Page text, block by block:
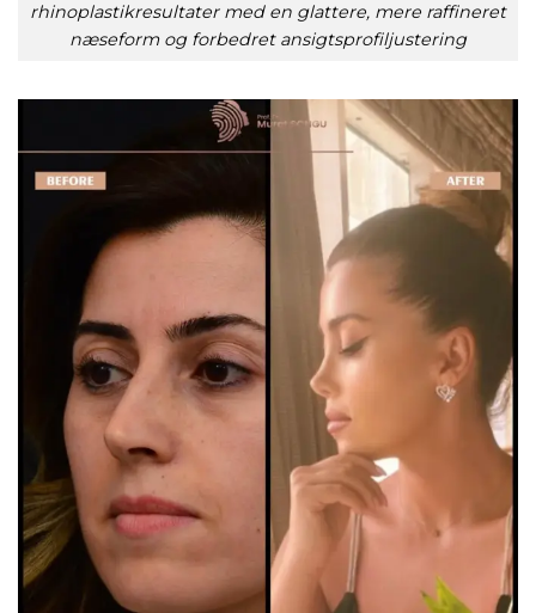
rhinoplastikresultater med en glattere, mere raffineret
næseform og forbedret ansigtsprofiljustering